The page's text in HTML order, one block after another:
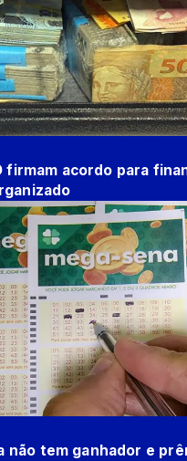
firmam acordo para
não tem ganhador e